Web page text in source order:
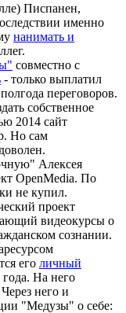
Писпанен,
именно
нанимать и
совместно с
- только выплатил
переговоров.
собственное
2014 сайт
Но сам
Алексея
OpenMedia. По
не купил.
проект
видеокурсы о
сознании.
его личный
На него
него и
"Медузы" о себе: